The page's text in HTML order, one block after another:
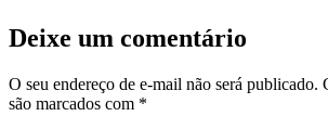
Deixe um comentário
O seu endereço de e-mail não será publicado.
são marcados com *